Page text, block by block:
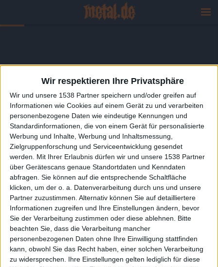
Wir respektieren Ihre Privatsphäre
Wir und unsere 1538 Partner speichern und/oder greifen auf
Informationen wie Cookies auf einem Gerät zu und verarbeiten
personenbezogene Daten wie eindeutige Kennungen und
Standardinformationen, die von einem Gerät für personalisierte
Werbung und Inhalte, Werbung und Inhaltsmessung,
Zielgruppenforschung und Serviceentwicklung gesendet
werden.
Mit Ihrer Erlaubnis dürfen wir und unsere 1538 Partner
über Gerätescans genaue Standortdaten und Kenndaten
abfragen. Sie können auf die entsprechende Schaltfläche
klicken, um der o. a. Datenverarbeitung durch uns und unsere
Partner zuzustimmen. Alternativ können Sie auf detailliertere
Informationen zugreifen und Ihre Einstellungen ändern, bevor
Sie der Verarbeitung zustimmen oder diese ablehnen.
Bitte
beachten Sie, dass die Verarbeitung mancher
personenbezogenen Daten ohne Ihre Einwilligung stattfinden
kann, obwohl Sie das Recht haben, einer solchen Verarbeitung
zu widersprechen. Ihre Einstellungen gelten lediglich für diese